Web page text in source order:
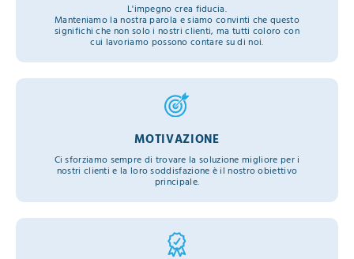
L'impegno crea fiducia.
Manteniamo la nostra parola e siamo convinti che questo
significhi che non solo i nostri clienti, ma tutti coloro con
cui lavoriamo possono contare su di noi.
MOTIVAZIONE
Ci sforziamo sempre di trovare la soluzione migliore per i
nostri clienti e la loro soddisfazione è il nostro obiettivo
principale.